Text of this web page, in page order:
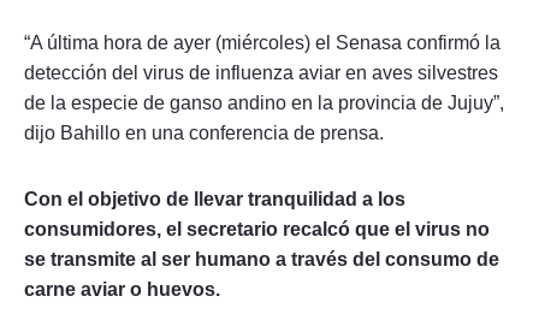
“A última hora de ayer (miércoles) el Senasa confirmó la
detección del virus de influenza aviar en aves silvestres
de la especie de ganso andino en la provincia de Jujuy”,
dijo Bahillo en una conferencia de prensa.
Con el objetivo de llevar tranquilidad a los
consumidores, el secretario recalcó que el virus no
se transmite al ser humano a través del consumo de
carne aviar o huevos.